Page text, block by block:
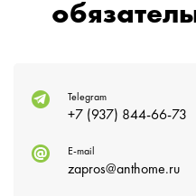
Telegram
+7 (937) 844-66-73
E-mail
zapros@anthome.ru